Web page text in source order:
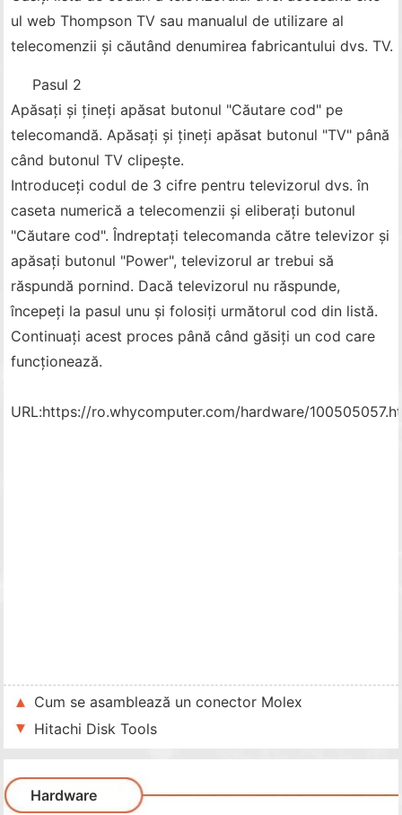
ul web Thompson TV sau manualul de utilizare al
telecomenzii și căutând denumirea fabricantului dvs. TV.
Pasul 2
Apăsați și țineți apăsat butonul "Căutare cod" pe
telecomandă. Apăsați și țineți apăsat butonul "TV" până
când butonul TV clipește.
Introduceți codul de 3 cifre pentru televizorul dvs. în
caseta numerică a telecomenzii și eliberați butonul
"Căutare cod". Îndreptați telecomanda către televizor și
apăsați butonul "Power", televizorul ar trebui să
răspundă pornind. Dacă televizorul nu răspunde,
începeți la pasul unu și folosiți următorul cod din listă.
Continuați acest proces până când găsiți un cod care
funcționează.
URL:https://ro.whycomputer.com/hardware/
Cum se asamblează un conector Molex
Hitachi Disk Tools
Hardware